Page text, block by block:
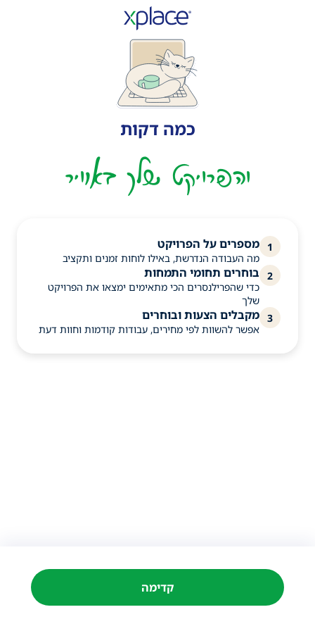
כמה דקות
והפרויקט שלך באוויר
1 מספרים על הפרויקט
מה העבודה הנדרשת, באילו לוחות זמנים ותקציב
2
בוחרים תחומי התמחות
כדי שהפרילנסרים הכי מתאימים ימצאו את הפרויקט
שלך
3 מקבלים הצעות ובוחרים
אפשר להשוות לפי מחירים, עבודות קודמות וחוות דעת
קדימה